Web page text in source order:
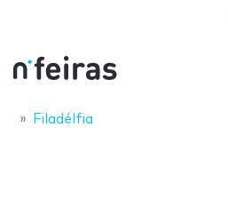
Filadélfia